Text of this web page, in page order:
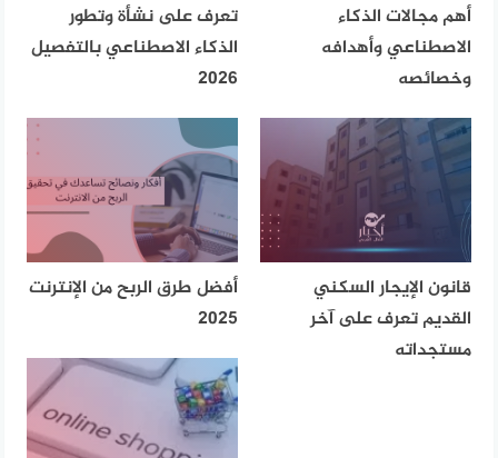
أهم مجالات الذكاء
الاصطناعي وأهدافه
وخصائصه
تعرف على نشأة وتطور
الذكاء الاصطناعي بالتفصيل
2026
قانون الإيجار السكني
القديم تعرف على آخر
مستجداته
أفضل طرق الربح من الإنترنت
2025